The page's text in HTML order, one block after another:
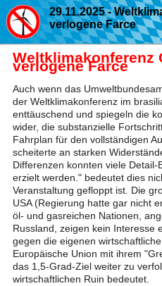
29.11.2025 -
verlogene Farce
Weltklimakonferenz
verlogene Farce
Auch wenn das
der Weltklimakonferenz im
enttäuschend und spiegeln die
wider, die substanzielle
Fahrplan für den vollständigen
scheiterte an starken
Differenzen konnten viele
erzielt werden." bedeutet dies
Veranstaltung gefloppt ist. Die
USA (Regierung hatte gar nicht
öl- und gasreichen Nationen,
Russland, zeigen kein Interesse
gegen die eigenen
Europäische Union mit ihrem
das 1,5-Grad-Ziel weiter zu
wirtschaftlichen Ruin bedeutet.